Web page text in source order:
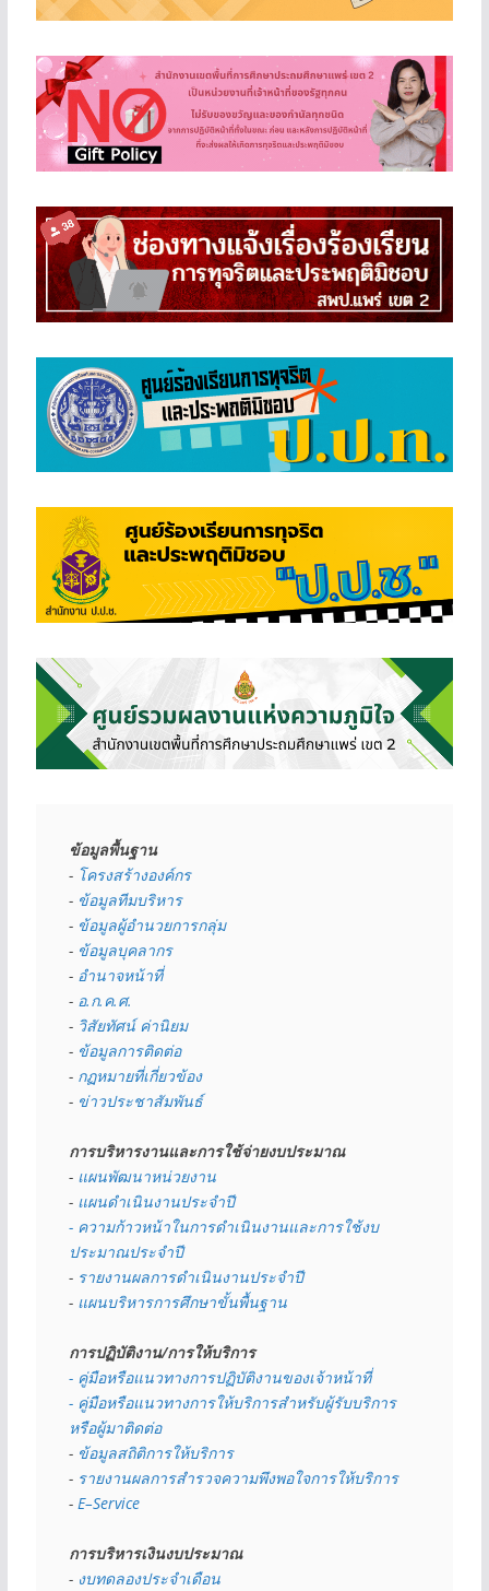
ข้อมูลพื้นฐาน
- โครงสร้างองค์กร
- ข้อมูลทีมบริหาร
- ข้อมูลผู้อำนวยการกลุ่ม
- ข้อมูลบุคลากร
- อำนาจหน้าที่
- อ.ก.ค.ศ.
- วิสัยทัศน์ ค่านิยม
- ข้อมูลการติดต่อ
- กฏหมายที่เกี่ยวข้อง
- ข่าวประชาสัมพันธ์
การบริหารงานและการใช้จ่ายงบประมาณ
- แผนพัฒนาหน่วยงาน
- แผนดำเนินงานประจำปี
- ความก้าวหน้าในการดำเนินงานและการใช้งบ
ประมาณประจำปี
- รายงานผลการดำเนินงานประจำปี
- แผนบริหารการศึกษาขั้นพื้นฐาน
การปฏิบัติงาน/การให้บริการ
- คู่มือหรือแนวทางการปฏิบัติงานของเจ้าหน้าที่
- คู่มือหรือแนวทางการให้บริการสำหรับผู้รับบริการ
หรือผู้มาติดต่อ
- ข้อมูลสถิติการให้บริการ
- รายงานผลการสำรวจความพึงพอใจการให้บริการ
- E–Service
การบริหารเงินงบประมาณ
- งบทดลองประจำเดือน